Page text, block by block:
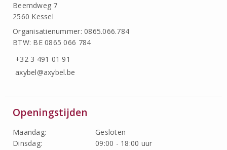
Beemdweg 7
2560 Kessel
Organisatienummer: 0865.066.784
BTW: BE 0865 066 784
+32 3 491 01 91
axybel@axybel.be
Openingstijden
Maandag:
Gesloten
Dinsdag:
09:00 - 18:00 uur